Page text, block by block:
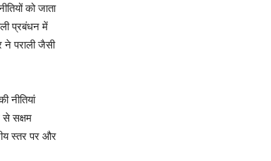
को जाता
प्रबंधन में
ने पराली जैसी
नीतियां
से सक्षम
स्तर पर और